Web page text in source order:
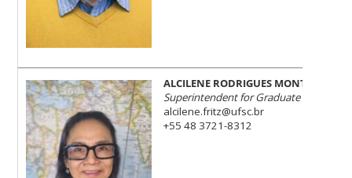
ALCILENE RODRIGUES MONTEIRO
Superintendent for Graduate Studies
alcilene.fritz@ufsc.br
+55 48 3721-8312